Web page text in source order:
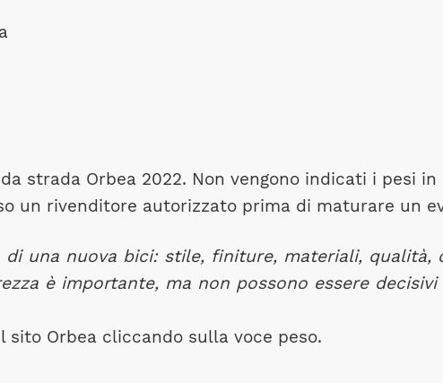
strada Orbea 2022. Non vengono indicati i pesi in
un rivenditore autorizzato prima di maturare un
una nuova bici: stile, finiture, materiali, qualità,
è importante, ma non possono essere
Orbea cliccando sulla voce peso.